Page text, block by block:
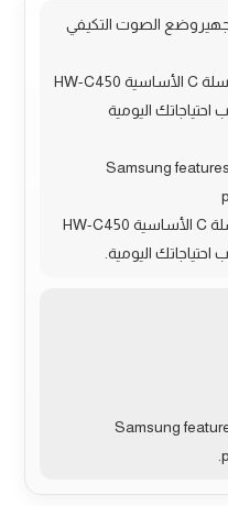
الصوت التكيفي
* سامسونج جهاز الصوت من سلسلة C الأساسية HW-C450
اليومية
* Samsung
سامسونج جهاز الصوت من سلسلة C الأساسية HW-C450
اليومية.
Samsung